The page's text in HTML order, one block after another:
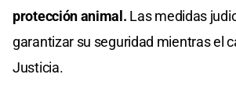
protección animal. Las medidas
garantizar su seguridad mientras el
Justicia.